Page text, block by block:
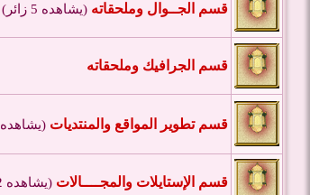
قسم الجــوال وملحقاته (يشاهده 5 زائر)
قسم الجرافيك وملحقاته
قسم تطوير المواقع والمنتديات (يشاهده 1 زائر)
قسم الإستايلات والمجــــالات (يشاهده 2 زائر)